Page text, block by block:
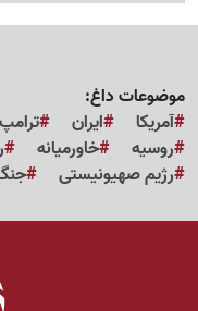
موضوعات داغ:
آمریکا
ایران ترامپ
روسیه
خاورمیانه
رژیم صهیونیستی